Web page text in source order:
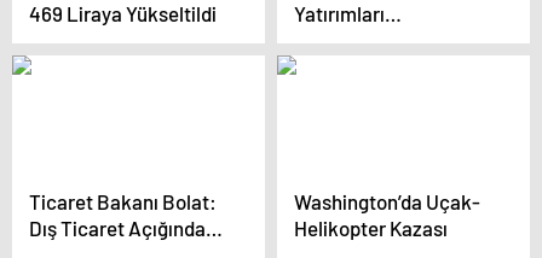
469 Liraya Yükseltildi
Yatırımları
Değerlendirildi
Ticaret Bakanı Bolat:
Dış Ticaret Açığında
Washington’da Uçak-
Helikopter Kazası